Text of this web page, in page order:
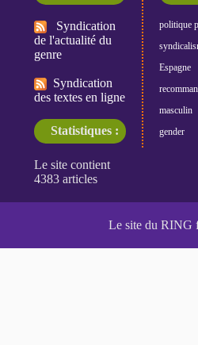
Syndication
de l'actualité du
genre
Syndication
des textes en ligne
Statistiques :
politique
Espagne
masculin
gender
Le site du RING